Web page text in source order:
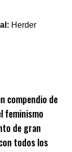
Herder
compendio de
feminismo
de gran
todos los